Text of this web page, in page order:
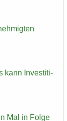
kann In­ves­ti­ti­
Mal in Folge